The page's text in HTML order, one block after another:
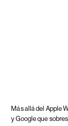
Más allá del Apple
y Google que